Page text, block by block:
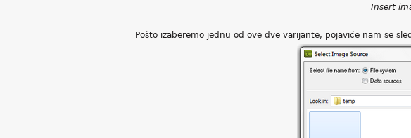
Insert
Pošto izaberemo jednu od ove dve varijante, pojaviće nam se